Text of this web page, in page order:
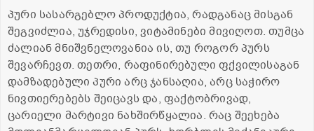
პური სასარგებლო პროდუქტია, რადგანაც მისგან
შეგვიძლია, უჯრედისი, ვიტამინები მივიღოთ. თუმცა
ძალიან მნიშვნელოვანია ის, თუ როგორ პურს
შევარჩევთ. თეთრი, რაფინირებული ფქვილისაგან
დამზადებული პური არც ჯანსაღია, არც საჭირო
ნივთიერებებს შეიცავს და, ფაქტობრივად,
ცარიელი მარტივი ნახშირწყალია. რაც შეეხება